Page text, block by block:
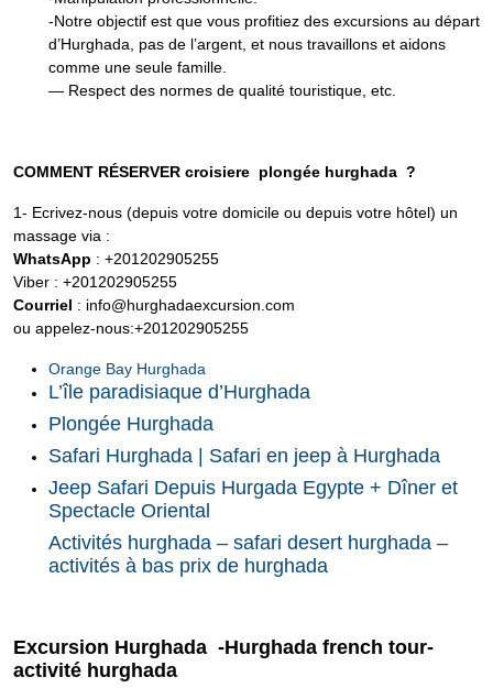
-Notre objectif est que vous profitiez des excursions au départ
d’Hurghada, pas de l’argent, et nous travaillons et aidons
comme une seule famille.
— Respect des normes de qualité touristique, etc.
COMMENT RÉSERVER croisiere plongée hurghada ?
1- Ecrivez-nous (depuis votre domicile ou depuis votre hôtel) un
massage via :
WhatsApp : +201202905255
Viber : +201202905255
Courriel : info@hurghadaexcursion.com
ou appelez-nous:+201202905255
Orange Bay Hurghada
L’île paradisiaque d’Hurghada
Plongée Hurghada
Safari Hurghada | Safari en jeep à Hurghada
Jeep Safari Depuis Hurgada Egypte + Dîner et
Spectacle Oriental
Activités hurghada – safari desert hurghada –
activités à bas prix de hurghada
Excursion Hurghada -Hurghada french tour-
activité hurghada